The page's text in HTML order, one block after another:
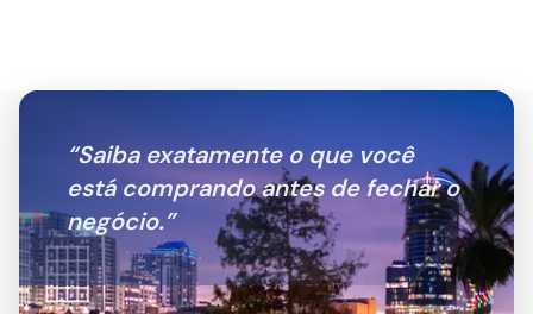
“Saiba exatamente o que você
está comprando antes de fechar o
negócio.”